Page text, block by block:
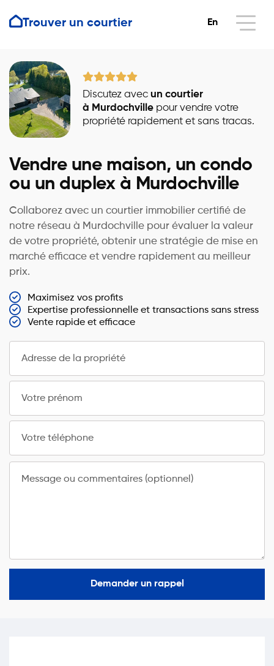
Trouver un courtier En
Discutez avec un courtier
à Murdochville pour vendre votre
propriété rapidement et sans tracas.
Vendre une maison, un condo
ou un duplex à Murdochville
Collaborez avec un courtier immobilier certifié de
notre réseau à Murdochville pour évaluer la valeur
de votre propriété, obtenir une stratégie de mise en
marché efficace et vendre rapidement au meilleur
prix.
Maximisez vos profits
Expertise professionnelle et transactions sans stress
Vente rapide et efficace
Adresse de la propriété
Votre prénom
Votre téléphone
Message ou commentaires (optionnel)
Demander un rappel